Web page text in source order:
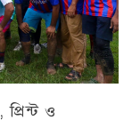
প্রিন্ট ও